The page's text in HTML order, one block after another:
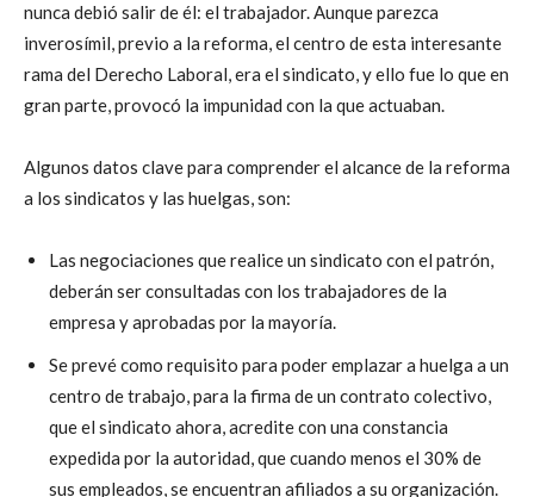
nunca debió salir de él: el trabajador. Aunque parezca
inverosímil, previo a la reforma, el centro de esta interesante
rama del Derecho Laboral, era el sindicato, y ello fue lo que en
gran parte, provocó la impunidad con la que actuaban.
Algunos datos clave para comprender el alcance de la reforma
a los sindicatos y las huelgas, son:
Las negociaciones que realice un sindicato con el patrón,
deberán ser consultadas con los trabajadores de la
empresa y aprobadas por la mayoría.
Se prevé como requisito para poder emplazar a huelga a un
centro de trabajo, para la firma de un contrato colectivo,
que el sindicato ahora, acredite con una constancia
expedida por la autoridad, que cuando menos el 30% de
sus empleados, se encuentran afiliados a su organización.